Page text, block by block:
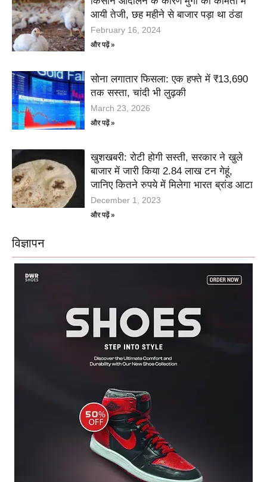
आयी तेजी, छह महीने से बाजार पड़ा था ठंडा
February 16, 2024
और पढ़ें »
सोना लगातार फिसला: एक हफ्ते में ₹13,690
तक सस्ता, चांदी भी लुढ़की
March 23, 2026
और पढ़ें »
खुशखबरी: रोटी होगी सस्ती, सरकार ने खुले
बाजार में जारी किया 2.84 लाख टन गेहूं,
जानिए कितने रुपये में मिलेगा भारत ब्रांड आटा
December 1, 2023
और पढ़ें »
विज्ञापन